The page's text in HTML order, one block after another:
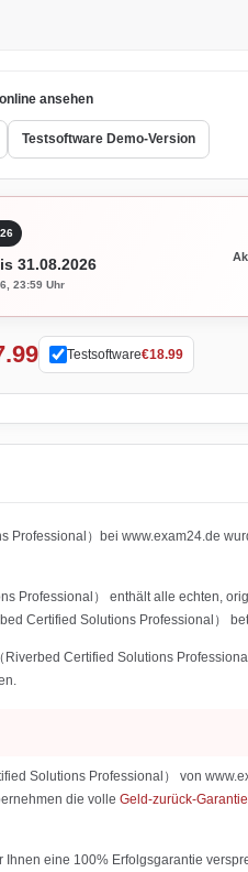
ansehen
Testsoftware Demo-Version
31.08.2026
23:59 Uhr
Testsoftware€18.99
）bei www.exam24.de
Professional） enthält alle echten,
Certified Solutions Professional）
Certified Solutions
Solutions Professional） von
die volle Geld-zurück-Garantie
eine 100% Erfolgsgarantie